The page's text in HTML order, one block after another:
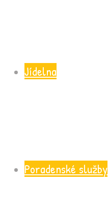
Jídelna
Poradenské služby